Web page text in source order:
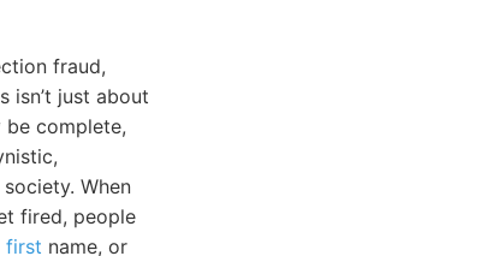
fraud,
isn’t just about
be complete,
When
fired, people
first name, or